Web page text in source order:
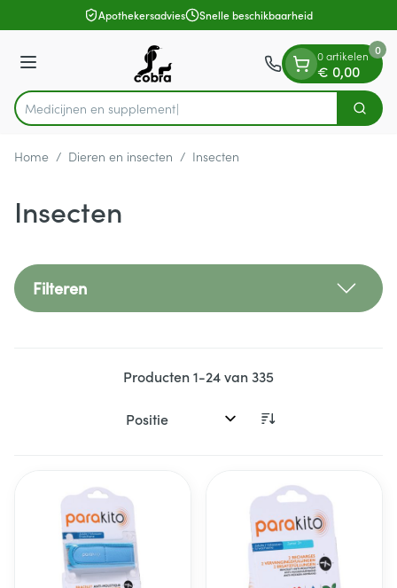
Ga naar de inhoudApothekersadvies Snelle beschikbaarheid
Menu
Product, merk, categorie...
Medic Zoek
0 artikelen
€ 0,00
0
Home / Dieren en insecten / Insecten
Insecten
Filteren
Producten1-24van335
Sorteer op: